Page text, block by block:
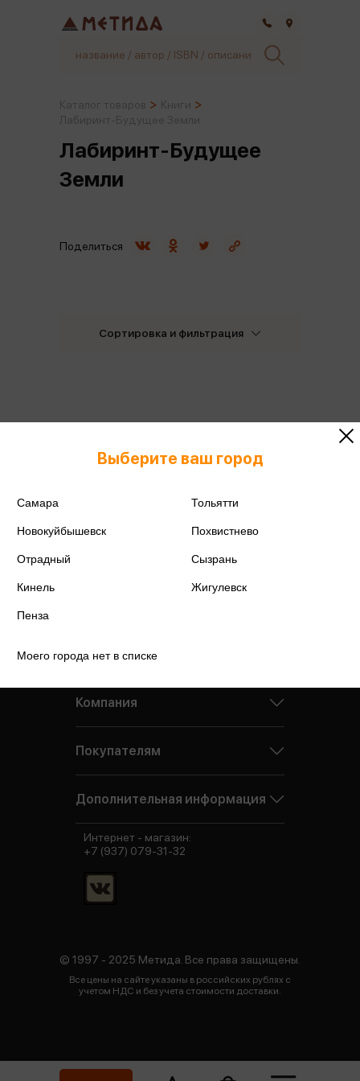
Лабиринт-Будущее
Земли
Сортировка и фильтрация
Поделиться
Выберите ваш город
Самара Тольятти
Новокуйбышевск Похвистнево
Отрадный Сызрань
Кинель Жигулевск
Пенза
Моего города нет в списке
Компания
Покупателям
Дополнительная информация
© 1997 - 2025 Метида. Все права защищены.
Все цены на сайте указаны в российских рублях с
учетом НДС и без учета стоимости доставки.
Интернет - магазин:
+7 (937) 079-31-32